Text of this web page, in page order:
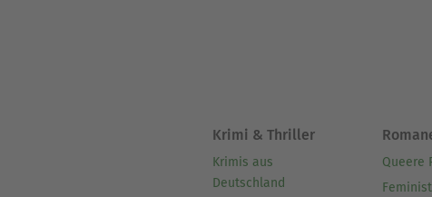
Krimi & Thriller
Krimis aus
Deutschland
Queere